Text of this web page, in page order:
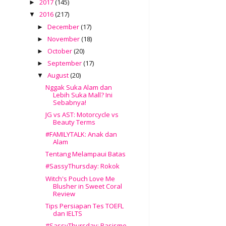
►2017(145)
▼2016(217)
► December(17)
► November(18)
► October(20)
► September(17)
▼ August(20)
Nggak Suka Alam dan
Lebih Suka Mall? Ini
Sebabnya!
JG vs AST: Motorcycle vs
Beauty Terms
#FAMILYTALK: Anak dan
Alam
Tentang Melampaui Batas
#SassyThursday: Rokok
Witch's Pouch Love Me
Blusher in Sweet Coral
Review
Tips Persiapan Tes TOEFL
dan IELTS